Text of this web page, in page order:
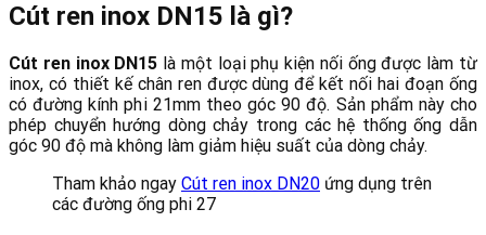
Cút ren inox DN15 là gì?
Cút ren inox DN15 là một loại phụ kiện nối ống được làm từ
inox, có thiết kế chân ren được dùng để kết nối hai đoạn ống
có đường kính phi 21mm theo góc 90 độ. Sản phẩm này cho
phép chuyển hướng dòng chảy trong các hệ thống ống dẫn
góc 90 độ mà không làm giảm hiệu suất của dòng chảy.
Tham khảo ngay Cút ren inox DN20 ứng dụng trên
các đường ống phi 27